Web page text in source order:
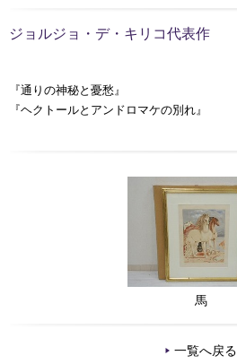
ジョルジョ・デ・キリコ代表作
『通りの神秘と憂愁』
『ヘクトールとアンドロマケの別れ』
馬
一覧へ戻る